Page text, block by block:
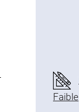
Faible